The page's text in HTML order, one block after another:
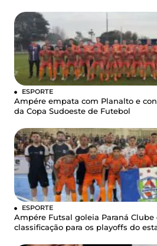
ESPORTE
Ampére empata com Planalto e
da Copa Sudoeste de Futebol
ESPORTE
Ampére Futsal goleia Paraná Clube
classificação para os playoffs do